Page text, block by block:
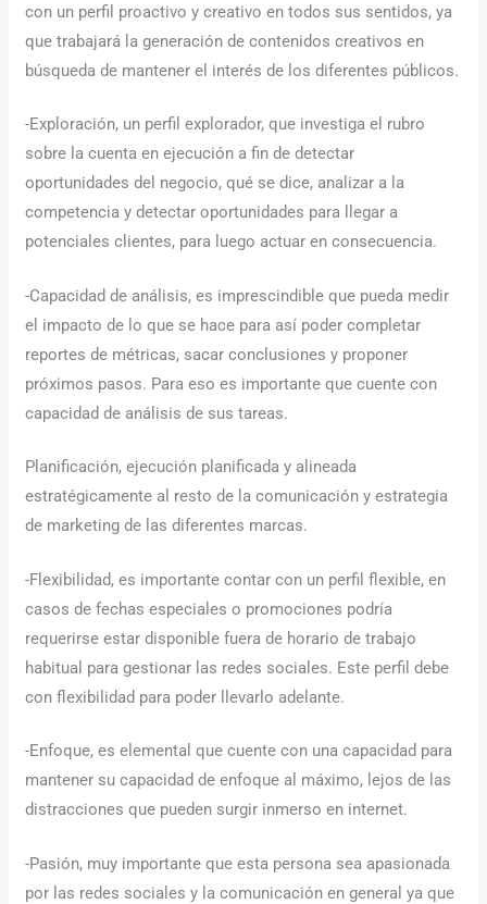
con un perfil proactivo y creativo en todos sus sentidos, ya
que trabajará la generación de contenidos creativos en
búsqueda de mantener el interés de los diferentes públicos.
-Exploración, un perfil explorador, que investiga el rubro
sobre la cuenta en ejecución a fin de detectar
oportunidades del negocio, qué se dice, analizar a la
competencia y detectar oportunidades para llegar a
potenciales clientes, para luego actuar en consecuencia.
-Capacidad de análisis, es imprescindible que pueda medir
el impacto de lo que se hace para así poder completar
reportes de métricas, sacar conclusiones y proponer
próximos pasos. Para eso es importante que cuente con
capacidad de análisis de sus tareas.
Planificación, ejecución planificada y alineada
estratégicamente al resto de la comunicación y estrategia
de marketing de las diferentes marcas.
-Flexibilidad, es importante contar con un perfil flexible, en
casos de fechas especiales o promociones podría
requerirse estar disponible fuera de horario de trabajo
habitual para gestionar las redes sociales. Este perfil debe
con flexibilidad para poder llevarlo adelante.
-Enfoque, es elemental que cuente con una capacidad para
mantener su capacidad de enfoque al máximo, lejos de las
distracciones que pueden surgir inmerso en internet.
-Pasión, muy importante que esta persona sea apasionada
por las redes sociales y la comunicación en general ya que